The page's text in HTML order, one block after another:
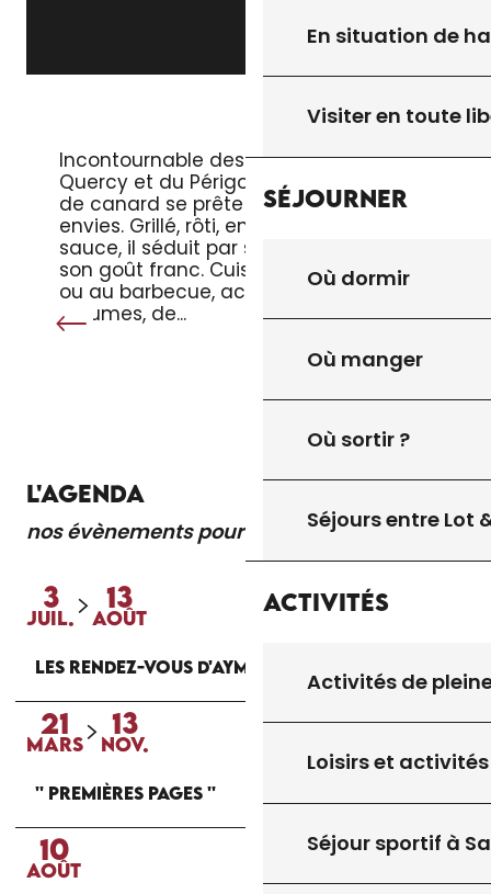
En situation de
Visiter en toute
Séjourner
Où dormir
Où manger
Où sortir ?
Séjours entre Lot
Activités
Activités de
Loisirs et activités
Séjour sportif à
LE MAGRET DE CANARD
Incontournable des tables du
Quercy et du Périgord, le magret
de canard se prête à toutes les
envies. Grillé, rôti, en salade ou en
sauce, il séduit par sa tendreté et
son goût franc. Cuisiné à la poêle
ou au barbecue, accompagné de
légumes, de...
L'AGENDA
nos évènements pour vous
Lire la suite
3
JUIL.
13
AOÛT
LES RENDEZ-VOUS D'AYMARE
21
MARS
13
NOV.
'' PREMIÈRES PAGES ''
10
AOÛT